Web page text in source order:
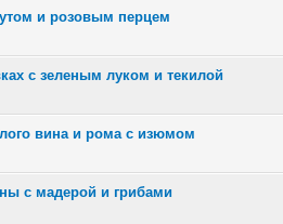
и розовым перцем
оценка: 2.5 из 5
5
с зеленым луком и текилой
оценка: 3 из 5
5
вина и рома с изюмом
1.33 из 5
5
с мадерой и грибами
оценка: 3.33 из 5
5